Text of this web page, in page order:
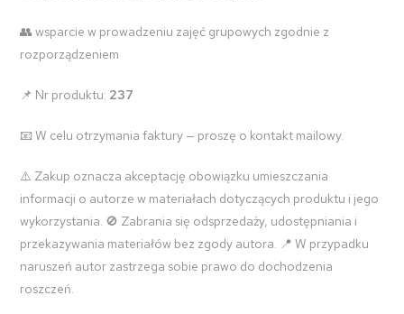
👥 wsparcie w prowadzeniu zajęć grupowych zgodnie z
rozporządzeniem
📌 Nr produktu: 237
📧 W celu otrzymania faktury — proszę o kontakt mailowy.
⚠️ Zakup oznacza akceptację obowiązku umieszczania
informacji o autorze w materiałach dotyczących produktu i jego
wykorzystania. 🚫 Zabrania się odsprzedaży, udostępniania i
przekazywania materiałów bez zgody autora. 📍 W przypadku
naruszeń autor zastrzega sobie prawo do dochodzenia
roszczeń.